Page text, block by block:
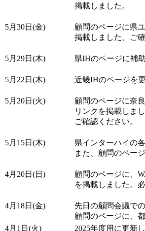
掲載しました。
5月30日(金)
顧問のページに県
掲載しました。ご
5月29日(木) 県IHのページに補
5月22日(木) 近畿IHのページを
5月20日(火)
顧問のページに奈
リンクを掲載しまし
ご確認ください。
5月15日(木)
県インターハイの
また、顧問のペー
4月20日(日)
顧問のページに、
を掲載しました。
4月18日(金)
先日の顧問会議で
顧問のページに、
4月1日(火)
2025年度用に更新